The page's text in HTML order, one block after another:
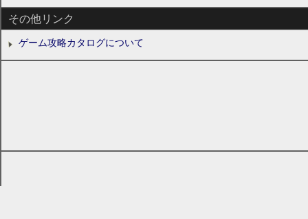
その他リンク
ゲーム攻略カタログについて